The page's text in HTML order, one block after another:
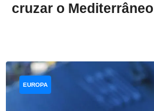
cruzar o Mediterrâneo
EUROPA